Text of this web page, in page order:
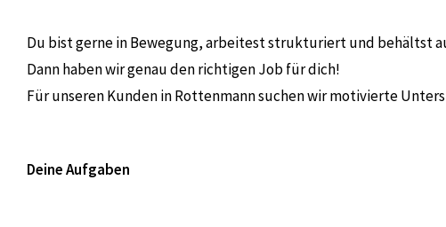
Du bist gerne in Bewegung, arbeitest strukturiert und behältst
Dann haben wir genau den richtigen Job für dich!
Für unseren Kunden in Rottenmann suchen wir motivierte
Deine Aufgaben